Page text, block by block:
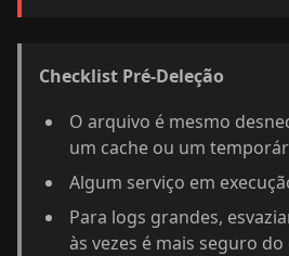
Checklist Pré-Deleção
O arquivo é mesmo
um cache ou um
Algum serviço em
Para logs grandes,
às vezes é mais seguro